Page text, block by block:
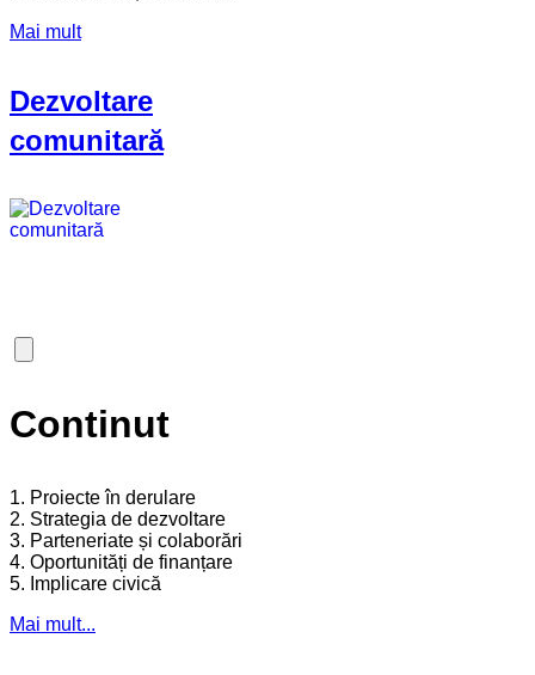
Mai mult
Dezvoltare
comunitară
Continut
1. Proiecte în derulare
2. Strategia de dezvoltare
3. Parteneriate și colaborări
4. Oportunități de finanțare
5. Implicare civică
Mai mult...